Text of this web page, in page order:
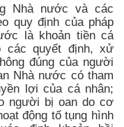
Nhà nước và các
quy định của pháp
là khoản tiền cá
các quyết định, xử
đúng của người
Nhà nước có tham
lợi của cá nhân;
người bị oan do cơ
động tố tụng hình